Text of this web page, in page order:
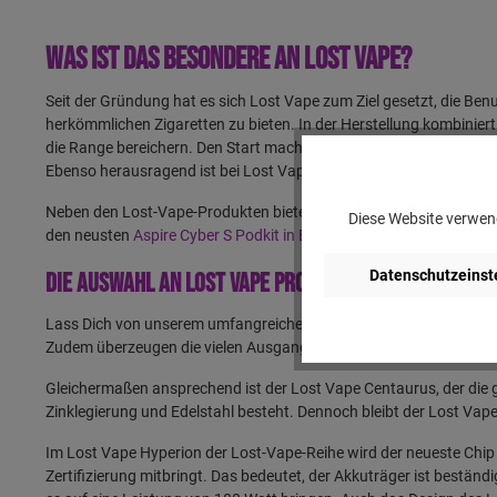
Was ist das Besondere an Lost Vape?
Seit der Gründung hat es sich Lost Vape zum Ziel gesetzt, die
herkömmlichen Zigaretten zu bieten. In der Herstellung
die Range bereichern. Den Start machte dafür der Lost Vape
Ebenso herausragend ist bei Lost Vape die Verarbeitung und
Neben den Lost-Vape-Produkten bieten wir dir darüber hinaus
den neusten Aspire Cyber S Podkit in Blau
Die Auswahl an Lost Vape Produkten
Lass Dich von unserem umfangreichen Sortiment überraschen.
Zudem überzeugen die vielen Ausgangsmodi, die Du über das
Gleichermaßen ansprechend ist der Lost Vape Centaurus, der
Zinklegierung und Edelstahl besteht. Dennoch bleibt der Lost
Im Lost Vape Hyperion der Lost-Vape-Reihe wird der neueste
Zertifizierung mitbringt. Das bedeutet, der Akkuträger ist
Diese Website